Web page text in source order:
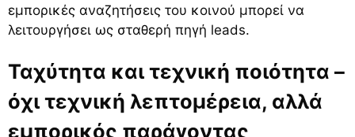
εμπορικές αναζητήσεις του κοινού μπορεί να
λειτουργήσει ως σταθερή πηγή leads.
Ταχύτητα και τεχνική ποιότητα –
όχι τεχνική λεπτομέρεια, αλλά
εμπορικός παράγοντας